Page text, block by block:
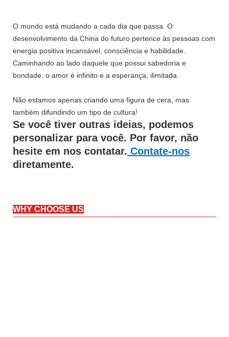
O mundo está mudando a cada dia que passa. O
desenvolvimento da China do futuro pertence às pessoas com
energia positiva incansável, consciência e habilidade.
Caminhando ao lado daquele que possui sabedoria e
bondade, o amor é infinito e a esperança, ilimitada.
Não estamos apenas criando uma figura de cera, mas
também difundindo um tipo de cultura!
Se você tiver outras ideias, podemos
personalizar para você. Por favor, não
hesite em nos contatar. Contate-nos
diretamente.
WHY CHOOSE US